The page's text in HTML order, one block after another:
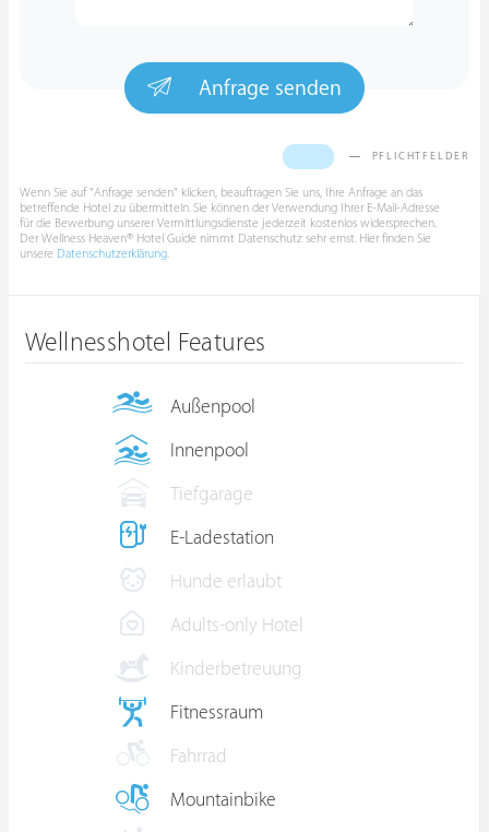
Anfrage senden
PFLICHTFELDER
Wenn Sie auf "Anfrage senden" klicken, beauftragen Sie uns, Ihre Anfrage an das
betreffende Hotel zu übermitteln. Sie können der Verwendung Ihrer E-Mail-Adresse
für die Bewerbung unserer Vermittlungsdienste jederzeit kostenlos widersprechen.
Der Wellness Heaven® Hotel Guide nimmt Datenschutz sehr ernst. Hier finden Sie
unsere Datenschutzerklärung.
Wellnesshotel Features
Außenpool
Innenpool
Tiefgarage
E-Ladestation
Hunde erlaubt
Adults-only Hotel
Kinderbetreuung
Fitnessraum
Fahrrad
Mountainbike